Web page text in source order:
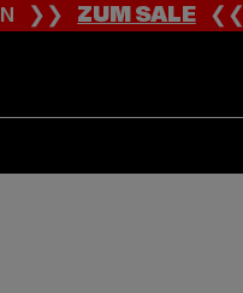
❯❯ZUM SALE❮❮